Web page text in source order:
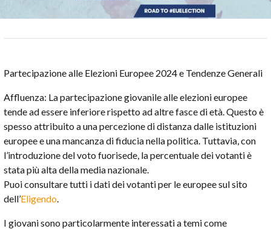
Partecipazione alle Elezioni Europee 2024 e Tendenze Generali
Affluenza: La partecipazione giovanile alle elezioni europee
tende ad essere inferiore rispetto ad altre fasce di età. Questo è
spesso attribuito a una percezione di distanza dalle istituzioni
europee e una mancanza di fiducia nella politica. Tuttavia, con
l’introduzione del voto fuorisede, la percentuale dei votanti è
stata più alta della media nazionale.
Puoi consultare tutti i dati dei votanti per le europee sul sito
dell’Eligendo.
I giovani sono particolarmente interessati a temi come